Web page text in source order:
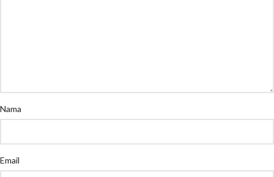
Nama
Email